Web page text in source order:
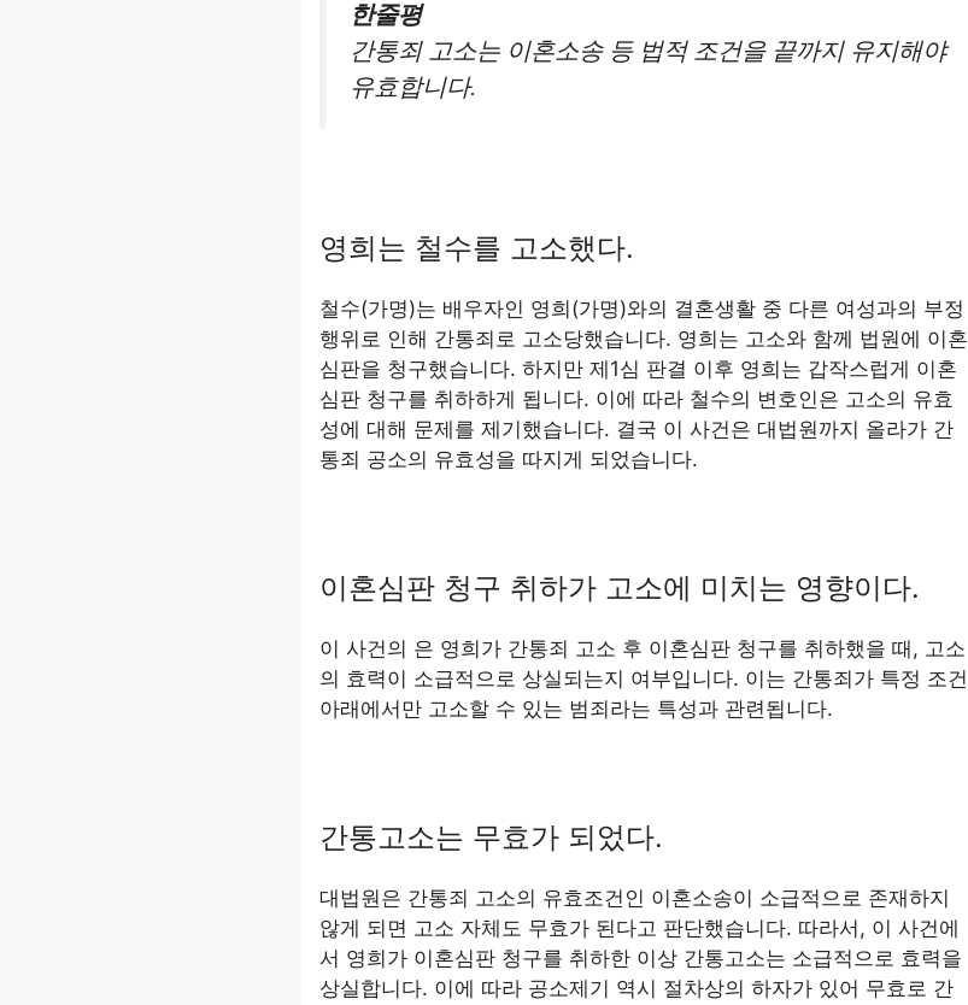
한줄평
간통죄 고소는 이혼소송 등 법적 조건을 끝까지 유지해야
유효합니다.
영희는 철수를 고소했다.
철수(가명)는 배우자인 영희(가명)와의 결혼생활 중 다른 여성과의 부정
행위로 인해 간통죄로 고소당했습니다. 영희는 고소와 함께 법원에 이혼
심판을 청구했습니다. 하지만 제1심 판결 이후 영희는 갑작스럽게 이혼
심판 청구를 취하하게 됩니다. 이에 따라 철수의 변호인은 고소의 유효
성에 대해 문제를 제기했습니다. 결국 이 사건은 대법원까지 올라가 간
통죄 공소의 유효성을 따지게 되었습니다.
이혼심판 청구 취하가 고소에 미치는 영향이다.
이 사건의 은 영희가 간통죄 고소 후 이혼심판 청구를 취하했을 때, 고소
의 효력이 소급적으로 상실되는지 여부입니다. 이는 간통죄가 특정 조건
아래에서만 고소할 수 있는 범죄라는 특성과 관련됩니다.
간통고소는 무효가 되었다.
대법원은 간통죄 고소의 유효조건인 이혼소송이 소급적으로 존재하지
않게 되면 고소 자체도 무효가 된다고 판단했습니다. 따라서, 이 사건에
서 영희가 이혼심판 청구를 취하한 이상 간통고소는 소급적으로 효력을
상실합니다. 이에 따라 공소제기 역시 절차상의 하자가 있어 무효로 간